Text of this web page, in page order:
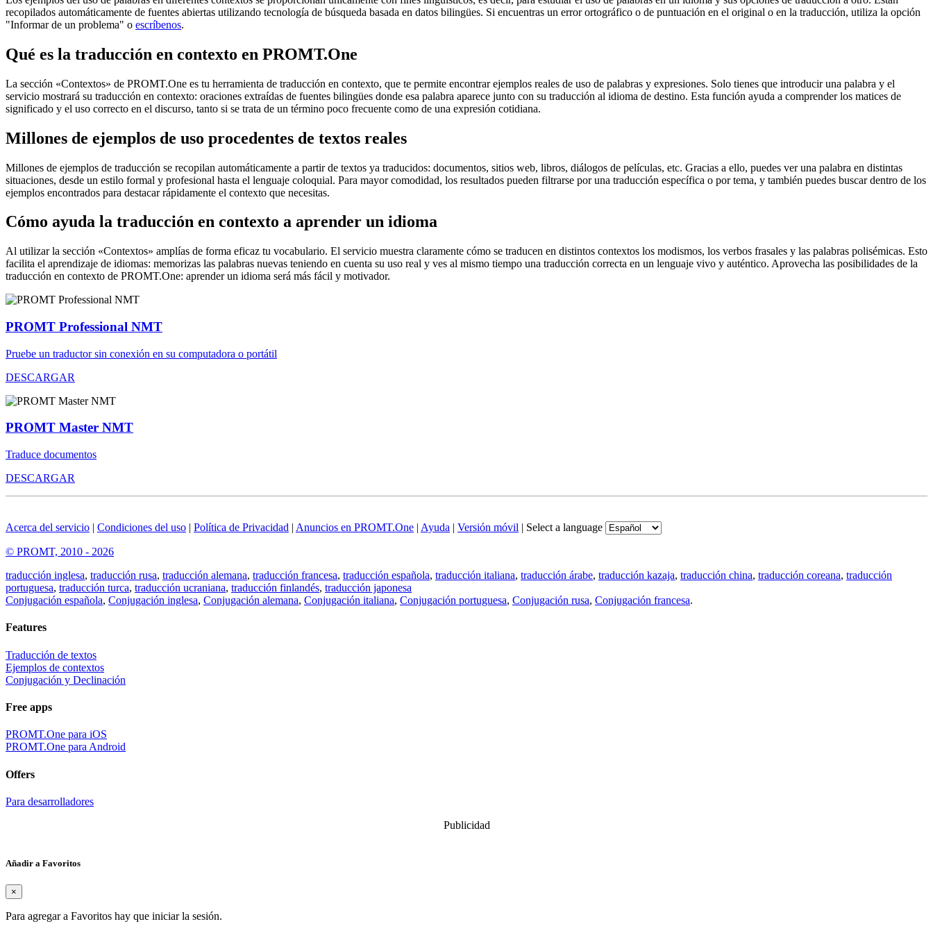
recopilados automáticamente de fuentes abiertas utilizando tecnología de búsqueda basada en datos bilingües. Si encuentras un error ortográfico o de puntuación en el original o en la traducción, utiliza la opción
"Informar de un problema" o escríbenos.
Qué es la traducción en contexto en PROMT.One
La sección «Contextos» de PROMT.One es tu herramienta de traducción en contexto, que te permite encontrar ejemplos reales de uso de palabras y expresiones. Solo tienes que introducir una palabra y el
servicio mostrará su traducción en contexto: oraciones extraídas de fuentes bilingües donde esa palabra aparece junto con su traducción al idioma de destino. Esta función ayuda a comprender los matices de
significado y el uso correcto en el discurso, tanto si se trata de un término poco frecuente como de una expresión cotidiana.
Millones de ejemplos de uso procedentes de textos reales
Millones de ejemplos de traducción se recopilan automáticamente a partir de textos ya traducidos: documentos, sitios web, libros, diálogos de películas, etc. Gracias a ello, puedes ver una palabra en distintas
situaciones, desde un estilo formal y profesional hasta el lenguaje coloquial. Para mayor comodidad, los resultados pueden filtrarse por una traducción específica o por tema, y también puedes buscar dentro de los
ejemplos encontrados para destacar rápidamente el contexto que necesitas.
Cómo ayuda la traducción en contexto a aprender un idioma
Al utilizar la sección «Contextos» amplías de forma eficaz tu vocabulario. El servicio muestra claramente cómo se traducen en distintos contextos los modismos, los verbos frasales y las palabras polisémicas. Esto
facilita el aprendizaje de idiomas: memorizas las palabras nuevas teniendo en cuenta su uso real y ves al mismo tiempo una traducción correcta en un lenguaje vivo y auténtico. Aprovecha las posibilidades de la
traducción en contexto de PROMT.One: aprender un idioma será más fácil y motivador.
PROMT Professional NMT
Pruebe un traductor sin conexión en su computadora o portátil
DESCARGAR
PROMT Master NMT
Traduce documentos
DESCARGAR
Acerca del servicio | Condiciones del uso | Política de Privacidad | Anuncios en PROMT.One | Ayuda | Versión móvil | Select a language
© PROMT, 2010 - 2026
traducción inglesa, traducción rusa, traducción alemana, traducción francesa, traducción española, traducción italiana, traducción árabe, traducción kazaja, traducción china, traducción coreana, traducción
portuguesa, traducción turca, traducción ucraniana, traducción finlandés, traducción japonesa
Conjugación española, Conjugación inglesa, Conjugación alemana, Conjugación italiana, Conjugación portuguesa, Conjugación rusa, Conjugación francesa.
Features
Traducción de textos
Ejemplos de contextos
Conjugación y Declinación
Free apps
PROMT.One para iOS
PROMT.One para Android
Offers
Para desarrolladores
Publicidad
Añadir a Favoritos
×
Para agregar a Favoritos hay que iniciar la sesión.